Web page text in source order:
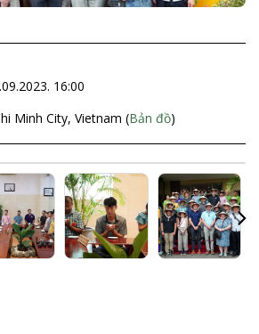
16:00
Minh City, Vietnam (Bản đồ)